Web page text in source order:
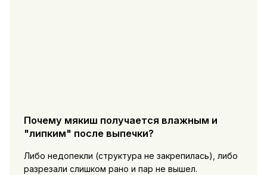
Почему мякиш получается влажным и
"липким" после выпечки?
Либо недопекли (структура не закрепилась), либо
разрезали слишком рано и пар не вышел.